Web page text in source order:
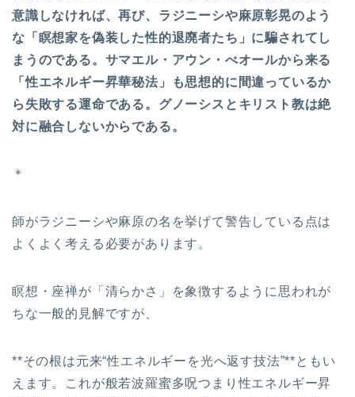
意識しなければ、再び、ラジニーシや麻原彰晃のよう
な「瞑想家を偽装した性的退廃者たち」に騙されてし
まうのである。サマエル・アウン・べオールから来る
「性エネルギー昇華秘法」も思想的に間違っているか
ら失敗する運命である。グノーシスとキリスト教は絶
対に融合しないからである。
＊
師がラジニーシや麻原の名を挙げて警告している点は
よくよく考える必要があります。
瞑想・座禅が「清らかさ」を象徴するように思われが
ちな一般的見解ですが、
**その根は元来“性エネルギーを光へ返す技法”**ともい
えます。これが般若波羅蜜多呪つまり性エネルギー昇